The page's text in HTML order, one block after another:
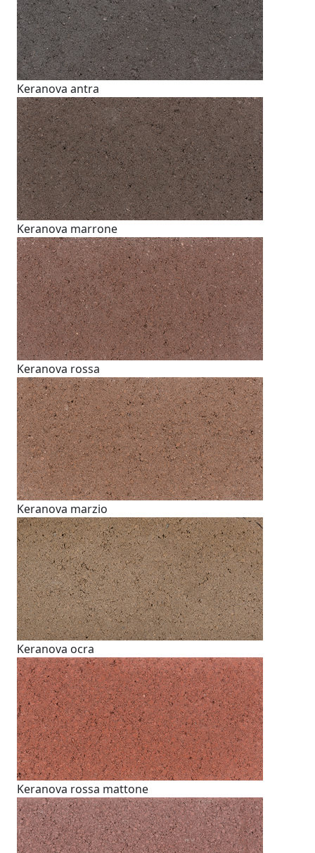
Keranova antra
Keranova marrone
Keranova rossa
Keranova marzio
Keranova ocra
Keranova rossa mattone